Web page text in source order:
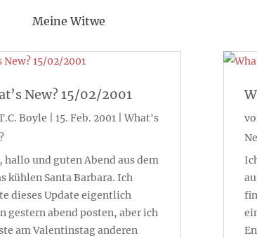
Meine Witwe
New? 15/02/2001
Boyle 15. Feb. 2001|What's
hallo und guten Abend aus dem
kühlen Santa Barbara. Ich
dieses Update eigentlich
gestern abend posten, aber ich
am Valentinstag anderen